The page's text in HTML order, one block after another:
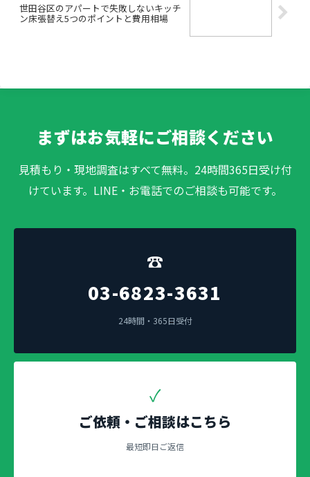
世田谷区のアパートで失敗しないキッチ
ン床張替え5つのポイントと費用相場
まずはお気軽にご相談ください
見積もり・現地調査はすべて無料。24時間365日受け付
けています。LINE・お電話でのご相談も可能です。
☎
03-6823-3631
24時間・365日受付
✓
ご依頼・ご相談はこちら
最短即日ご返信